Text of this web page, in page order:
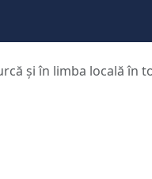
și în limba locală în